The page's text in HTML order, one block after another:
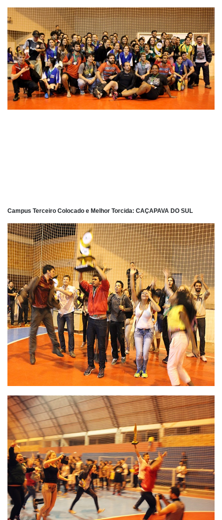
Campus Terceiro Colocado e Melhor Torcida: CAÇAPAVA DO SUL